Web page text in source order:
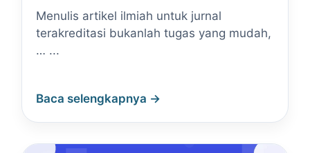
Menulis artikel ilmiah untuk jurnal
terakreditasi bukanlah tugas yang mudah,
… ...
Baca selengkapnya →